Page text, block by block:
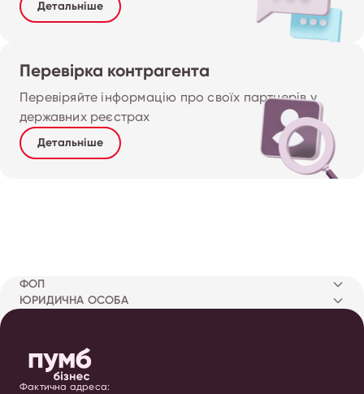
Детальніше
Перевірка контрагента
Перевіряйте інформацію про своїх партнерів у
державних реєстрах
Детальніше
ФОП
ЮРИДИЧНА ОСОБА
Фактична адреса: